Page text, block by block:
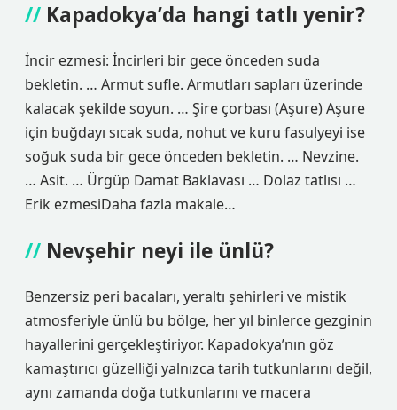
Kapadokya’da hangi tatlı yenir?
İncir ezmesi: İncirleri bir gece önceden suda
bekletin. … Armut sufle. Armutları sapları üzerinde
kalacak şekilde soyun. … Şire çorbası (Aşure) Aşure
için buğdayı sıcak suda, nohut ve kuru fasulyeyi ise
soğuk suda bir gece önceden bekletin. … Nevzine.
… Asit. … Ürgüp Damat Baklavası … Dolaz tatlısı …
Erik ezmesiDaha fazla makale…
Nevşehir neyi ile ünlü?
Benzersiz peri bacaları, yeraltı şehirleri ve mistik
atmosferiyle ünlü bu bölge, her yıl binlerce gezginin
hayallerini gerçekleştiriyor. Kapadokya’nın göz
kamaştırıcı güzelliği yalnızca tarih tutkunlarını değil,
aynı zamanda doğa tutkunlarını ve macera